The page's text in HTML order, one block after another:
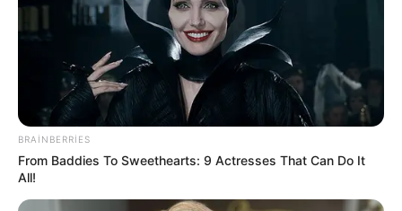
09:30 / 06 Avqust 2026 CƏMİYYƏT
Ağır QƏZA: ölən var
BRAINBERRIES
From Baddies To Sweethearts: 9 Actresses That Can Do It
All!